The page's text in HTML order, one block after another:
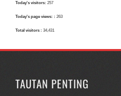
Today's visitors: 257
Today's page views: : 263
Total visitors : 34,431
TAUTAN PENTING